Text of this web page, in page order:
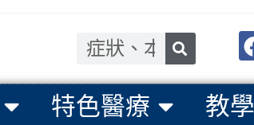
特色醫療
教